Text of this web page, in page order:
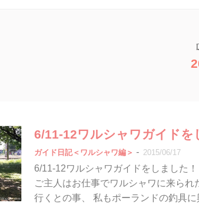
6/11-12ワルシャワガイドを
ガイド日記＜ワルシャワ編＞ - 2015/06/17
6/11-12ワルシャワガイドをしました
ご主人はお仕事でワルシャワに来ら
行くとの事、 私もポーランドの釣具